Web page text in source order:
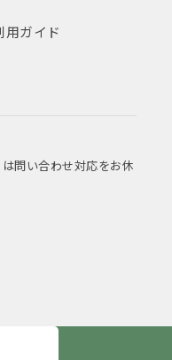
用ガイド
問い合わせ対応をお休